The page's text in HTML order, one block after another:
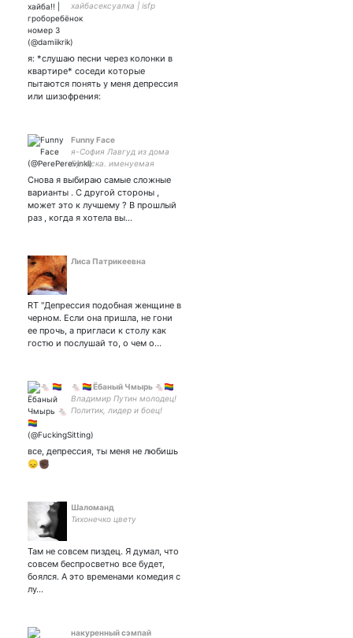
хайбасексуалка | isfp
я: *слушаю песни через колонки в
квартире* соседи которые
пытаются понять у меня депрессия
или шизофрения:
Funny Face
я-София Лавгуд из дома
Брянска. именуемая
первой,блестящая.королева
блэк стара, старкона и
юриспруденции .лидер гос
думы и матерь супергероев
Снова я выбираю самые сложные
варианты . С другой стороны ,
может это к лучшему ? В прошлый
раз , когда я хотела вы…
Лиса Патрикеевна
RT "Депрессия подобная женщине в
черном. Если она пришла, не гони
ее прочь, а пригласи к столу как
гостю и послушай то, о чем о…
🐁 🏳‍🌈 Ёбаный Чмырь 🐁🏳‍🌈
Владимир Путин молодец!
Политик, лидер и боец!
все, депрессия, ты меня не любишь
😞✊🏿
Шаломанд
Тихонечко цвету
Там не совсем пиздец. Я думал, что
совсем беспросветно все будет,
боялся. А это временами комедия с
лу…
накуренный сэмпай